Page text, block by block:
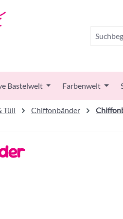
Bastelwelt Farbenwelt
Tüll Chiffonbänder